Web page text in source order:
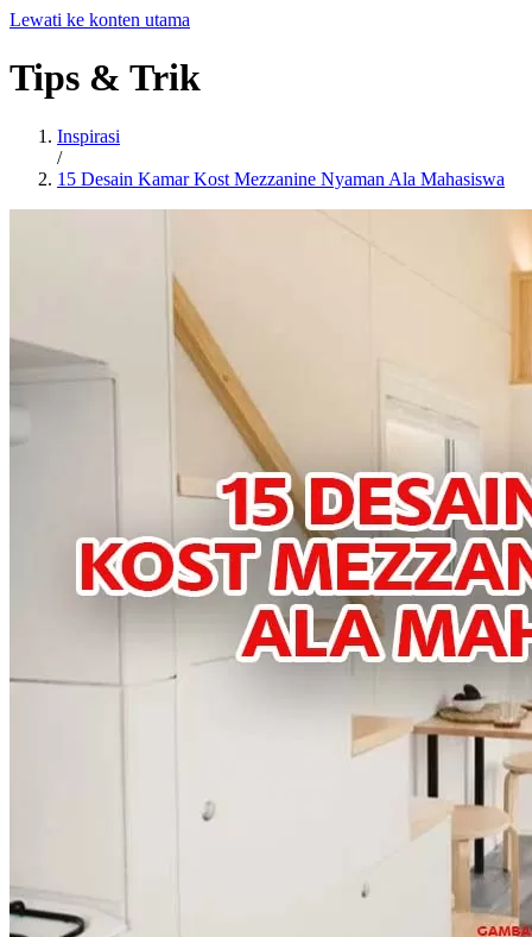
Lewati ke konten utama
Tips & Trik
Inspirasi
/
15 Desain Kamar Kost Mezzanine Nyaman Ala Mahasiswa